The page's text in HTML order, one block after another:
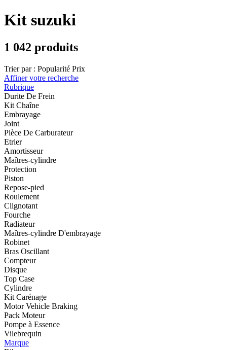
Kit suzuki
1 042 produits
Trier par : Popularité Prix
Affiner votre recherche
Rubrique
Durite De Frein
Kit Chaîne
Embrayage
Joint
Pièce De Carburateur
Etrier
Amortisseur
Maîtres-cylindre
Protection
Piston
Repose-pied
Roulement
Clignotant
Fourche
Radiateur
Maîtres-cylindre D'embrayage
Robinet
Bras Oscillant
Compteur
Disque
Top Case
Cylindre
Kit Carénage
Motor Vehicle Braking
Pack Moteur
Pompe à Essence
Vilebrequin
Marque